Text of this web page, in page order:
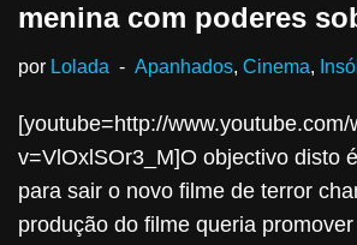
menina com poderes
por Lolada Apanhados, Cinema,
[youtube=http://www.youtube.com/
v=VlOxlSOr3_M]O objectivo disto
para sair o novo filme de terror
produção do filme queria